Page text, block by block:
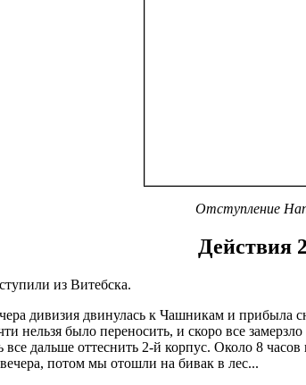
Отступление
Действия
из Витебска.
дивизия двинулась к Чашникам и прибыла
нельзя было переносить, и скоро все
все дальше оттеснить 2-й корпус. Около 8
потом мы отошли на бивак в лес...